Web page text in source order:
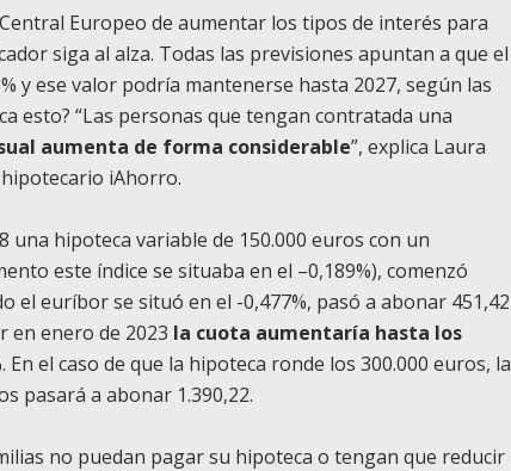
Europeo de aumentar los tipos de interés para
siga al alza. Todas las previsiones apuntan a que el
y ese valor podría mantenerse hasta 2027, según las
esto? “Las personas que tengan contratada una
aumenta de forma considerable”, explica Laura
iAhorro.
hipoteca variable de 150.000 euros con un
este índice se situaba en el –0,189%), comenzó
el euríbor se situó en el -0,477%, pasó a abonar 451,42
en enero de 2023 la cuota aumentaría hasta los
el caso de que la hipoteca ronde los 300.000 euros, la
pasará a abonar 1.390,22.
no puedan pagar su hipoteca o tengan que reducir